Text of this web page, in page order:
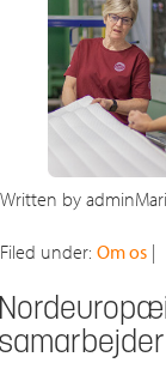
Written by
Filed under: Om os |